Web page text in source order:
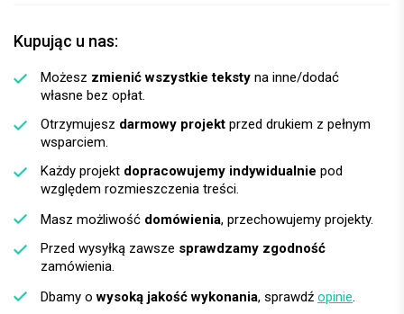
Kupując u nas:
Możesz zmienić wszystkie teksty na inne/dodać
własne bez opłat.
Otrzymujesz darmowy projekt przed drukiem z pełnym
wsparciem.
Każdy projekt dopracowujemy indywidualnie pod
względem rozmieszczenia treści.
Masz możliwość domówienia, przechowujemy projekty.
Przed wysyłką zawsze sprawdzamy zgodność
zamówienia.
Dbamy owysoką jakość wykonania, sprawdź opinie